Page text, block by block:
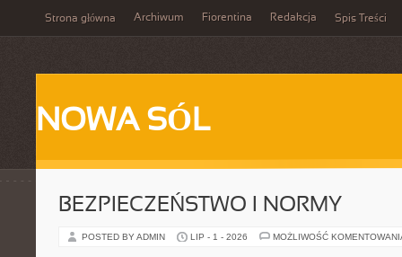
Strona główna Archiwum Fiorentina Redakcja Spis Treści
NOWA SÓL
BEZPIECZEŃSTWO I NORMY
POSTED BY ADMIN LIP - 1 - 2026 MOŻLIWOŚĆ